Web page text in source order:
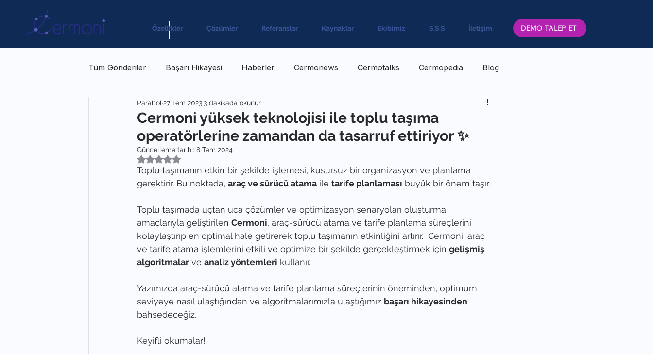
Özellikler Çözümler Referanslar Kaynaklar Ekibimiz S.S.S İletişim DEMO TALEP ET
Tüm Gönderiler Başarı Hikayesi Haberler Cermonews Cermotalks Cermopedia Blog
Cermoni yüksek teknolojisi ile toplu taşıma
operatörlerine zamandan da tasarruf ettiriyor ✨
Parabol 27 Tem 2023 3 dakikada okunur
Güncelleme tarihi: 8 Tem 2024
5 üzerinden NaN yıldız
Toplu taşımanın etkin bir şekilde işlemesi, kusursuz bir organizasyon ve planlama
gerektirir. Bu noktada, araç ve sürücü atama ile tarife planlaması büyük bir önem taşır.
Toplu taşımada uçtan uca çözümler ve optimizasyon senaryoları oluşturma
amaçlarıyla geliştirilen Cermoni, araç-sürücü atama ve tarife planlama süreçlerini
kolaylaştırıp en optimal hale getirerek toplu taşımanın etkinliğini artırır.  Cermoni, araç
ve tarife atama işlemlerini etkili ve optimize bir şekilde gerçekleştirmek için gelişmiş
algoritmalar ve analiz yöntemleri kullanır.
Yazımızda araç-sürücü atama ve tarife planlama süreçlerinin öneminden, optimum
seviyeye nasıl ulaştığından ve algoritmalarımızla ulaştığımız başarı hikayesinden
bahsedeceğiz.
Keyifli okumalar!